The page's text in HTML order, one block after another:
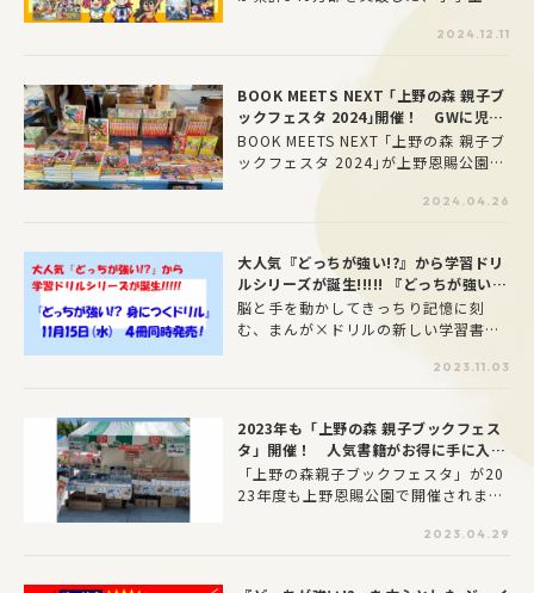
クターたちを起用した教科別学習まん
がです。子どもたちが思わず笑っちゃ
る」内容が、子どもにも保護者にも支
持されています。このページでは、現
在発売中の『のびーる国語』『のびー
る社会』『のびーる理科』の魅力をご
2024.12.11
BOOK MEETS NEXT ｢上野の森 親子ブ
ックフェスタ 2024｣開催！ GWに児童
書をお得にGETしよう
BOOK MEETS NEXT ｢上野の森 親子ブ
ックフェスタ 2024｣が上野恩賜公園で
書をはじめ、約4万冊の書籍を読者謝恩
価格で販売します。さまざまな出版社
も参加しますのでぜひ遊びに来てくだ
さいね。
2024.04.26
大人気『どっちが強い!?』から学習ドリ
ルシリーズが誕生!!!!! 『どっちが強い!?
身につくドリル』11月15日（水） ４冊
同時発売！
脳と手を動かしてきっちり記憶に刻
む、まんが×ドリルの新しい学習書、
2023.11.03
2023年も「上野の森 親子ブックフェス
タ」開催！ 人気書籍がお得に手に入る
チャンス
「上野の森親子ブックフェスタ」が20
23年度も上野恩賜公園で開催されま
書籍を読者謝恩価格で販売します。ま
た、出版社テントでは、作家のサイン
2023.04.29